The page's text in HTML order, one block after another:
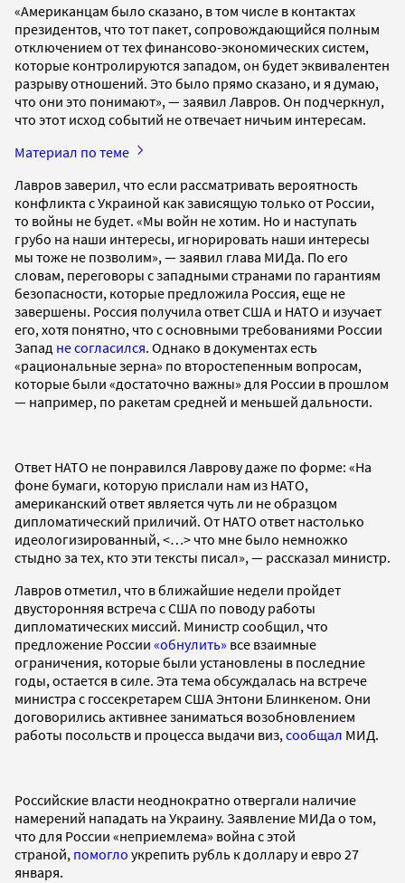
«Американцам было сказано, в том числе в контактах
президентов, что тот пакет, сопровождающийся полным
отключением от тех финансово-экономических систем,
которые контролируются западом, он будет эквивалентен
разрыву отношений. Это было прямо сказано, и я думаю,
что они это понимают», — заявил Лавров. Он подчеркнул,
что этот исход событий не отвечает ничьим интересам.
Материал по теме
Лавров заверил, что если рассматривать вероятность
конфликта с Украиной как зависящую только от России,
то войны не будет. «Мы войн не хотим. Но и наступать
грубо на наши интересы, игнорировать наши интересы
мы тоже не позволим», — заявил глава МИДа. По его
словам, переговоры с западными странами по гарантиям
безопасности, которые предложила Россия, еще не
завершены. Россия получила ответ США и НАТО и изучает
его, хотя понятно, что с основными требованиями России
Запад не согласился. Однако в документах есть
«рациональные зерна» по второстепенным вопросам,
которые были «достаточно важны» для России в прошлом
— например, по ракетам средней и меньшей дальности.
Ответ НАТО не понравился Лаврову даже по форме: «На
фоне бумаги, которую прислали нам из НАТО,
американский ответ является чуть ли не образцом
дипломатический приличий. От НАТО ответ настолько
идеологизированный, <…> что мне было немножко
стыдно за тех, кто эти тексты писал», — рассказал министр.
Лавров отметил, что в ближайшие недели пройдет
двусторонняя встреча с США по поводу работы
дипломатических миссий. Министр сообщил, что
предложение России «обнулить» все взаимные
ограничения, которые были установлены в последние
годы, остается в силе. Эта тема обсуждалась на встрече
министра с госсекретарем США Энтони Блинкеном. Они
договорились активнее заниматься возобновлением
работы посольств и процесса выдачи виз, сообщал МИД.
Российские власти неоднократно отвергали наличие
намерений нападать на Украину. Заявление МИДа о том,
что для России «неприемлема» война с этой
страной, помогло укрепить рубль к доллару и евро 27
января.